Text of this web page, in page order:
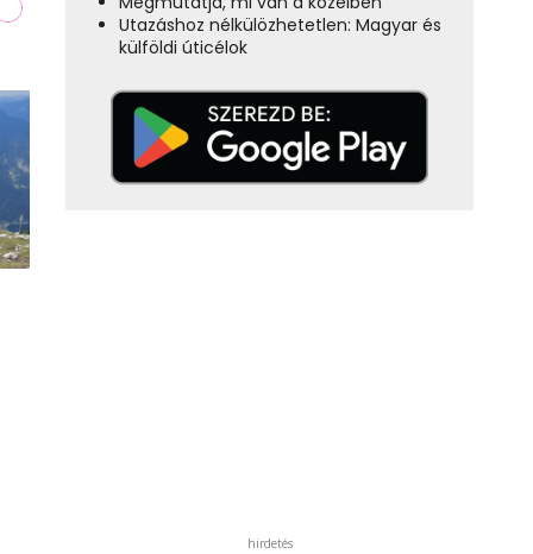
Utazáshoz nélkülözhetetlen: Magyar és
külföldi úticélok
hirdetés